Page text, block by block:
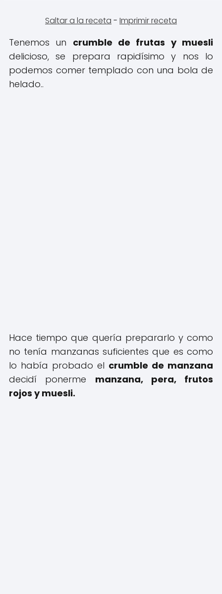
Saltar a la receta - Imprimir receta
Tenemos un crumble de frutas y muesli
delicioso, se prepara rapidísimo y nos lo
podemos comer templado con una bola de
helado..
Hace tiempo que quería prepararlo y como
no tenía manzanas suficientes que es como
lo había probado el crumble de manzana
decidí ponerme manzana, pera, frutos
rojos y muesli.